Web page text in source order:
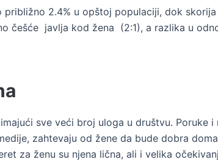
2.4% u opštoj populaciji, dok
češće javlja kod žena (2:1), a razlika u
sve veći broj uloga u društvu. Poruke
zahtevaju od žene da bude dobra
za ženu su njena lična, ali i velika